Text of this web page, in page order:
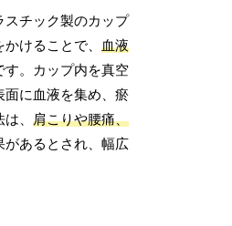
スチック製のカップ
かけることで、血液
す。カップ内を真空
面に血液を集め、瘀
は、肩こりや腰痛、
があるとされ、幅広